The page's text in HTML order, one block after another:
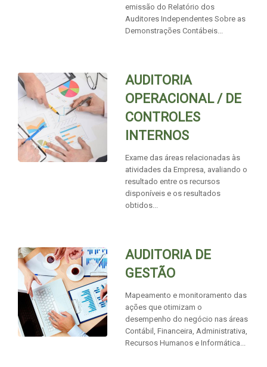
emissão do Relatório dos
Auditores Independentes Sobre as
Demonstrações Contábeis...
AUDITORIA
OPERACIONAL / DE
CONTROLES
INTERNOS
Exame das áreas relacionadas às
atividades da Empresa, avaliando o
resultado entre os recursos
disponíveis e os resultados
obtidos...
AUDITORIA DE
GESTÃO
Mapeamento e monitoramento das
ações que otimizam o
desempenho do negócio nas áreas
Contábil, Financeira, Administrativa,
Recursos Humanos e Informática...